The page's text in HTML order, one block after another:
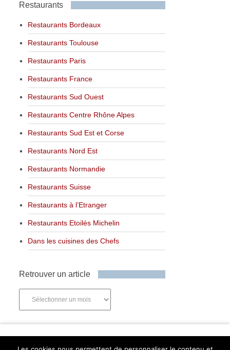
Restaurants
Restaurants Bordeaux
Restaurants Toulouse
Restaurants Paris
Restaurants France
Restaurants Sud Ouest
Restaurants Centre Rhône Alpes
Restaurants Sud Est et Corse
Restaurants Nord Est
Restaurants Normandie
Restaurants Suisse
Restaurants à l’Etranger
Restaurants Etoilés Michelin
Dans les cuisines des Chefs
Retrouver un article